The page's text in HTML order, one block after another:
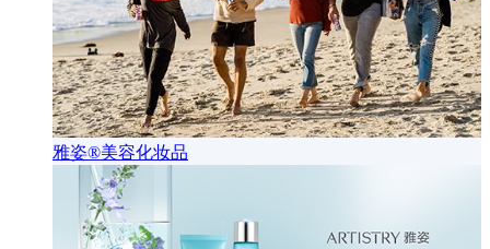
雅姿®美容化妆品